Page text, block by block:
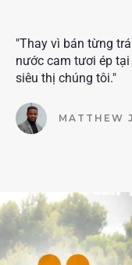
"Thay vì bán từng
nước cam tươi ép
siêu thị chúng tôi."
MATTHEW